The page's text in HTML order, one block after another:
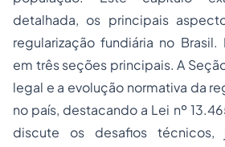
detalhada, os principais
regularização fundiária no Brasil.
em três seções principais. A
legal e a evolução normativa da
no país, destacando a Lei nº
discute os desafios técnicos,